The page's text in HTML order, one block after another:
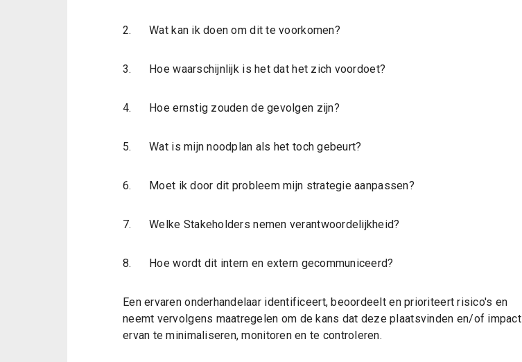
2. Wat kan ik doen om dit te voorkomen?
3. Hoe waarschijnlijk is het dat het zich voordoet?
4. Hoe ernstig zouden de gevolgen zijn?
5. Wat is mijn noodplan als het toch gebeurt?
6. Moet ik door dit probleem mijn strategie aanpassen?
7. Welke Stakeholders nemen verantwoordelijkheid?
8. Hoe wordt dit intern en extern gecommuniceerd?
Een ervaren onderhandelaar identificeert, beoordeelt en prioriteert risico's en
neemt vervolgens maatregelen om de kans dat deze plaatsvinden en/of impact
ervan te minimaliseren, monitoren en te controleren.